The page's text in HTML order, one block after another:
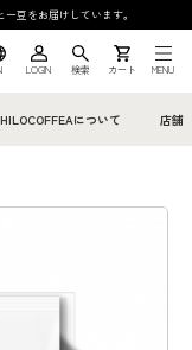
豆をお届けしています。
LOGIN 検索 カート MENU
について 店舗